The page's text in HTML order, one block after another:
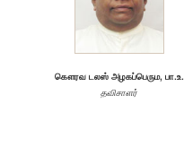
கௌரவ டலஸ் அழகப்பெரும, பா.உ.
தவிசாளர்